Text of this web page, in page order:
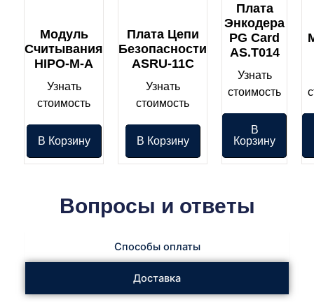
Модуль
Считывания
HIPO-M-A
Узнать
стоимость
В Корзину
Плата Цепи
Безопасности
ASRU-11C
Узнать
стоимость
В Корзину
Плата
Энкодера
PG Card
AS.T014
Узнать
стоимость
В
Корзину
Вопросы и ответы
Способы оплаты
Доставка